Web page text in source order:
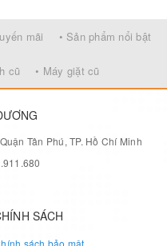
mãi • Sản phẩm nổi bật
cũ • Máy giặt cũ
Tân Phú, TP. Hồ Chí Minh
SÁCH